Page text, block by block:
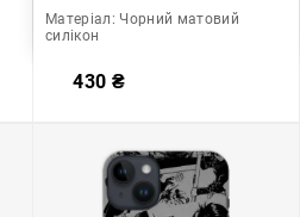
Матеріал: Чорний матовий
силікон
430 ₴